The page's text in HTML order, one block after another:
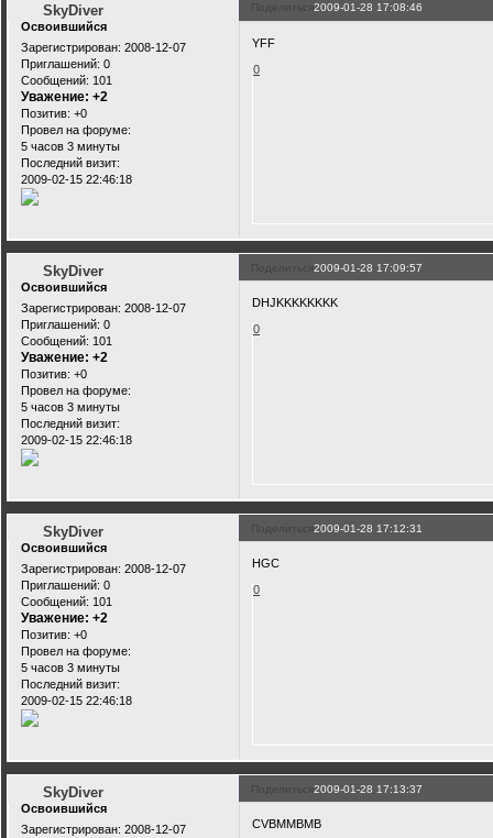
Поделиться2009-01-28 17:08:46
SkyDiver
Освоившийся
Зарегистрирован: 2008-12-07
Приглашений: 0
Сообщений: 101
Уважение: +2
Позитив: +0
Провел на форуме:
5 часов 3 минуты
Последний визит:
2009-02-15 22:46:18
YFF
0
Поделиться2009-01-28 17:09:57
SkyDiver
Освоившийся
Зарегистрирован: 2008-12-07
Приглашений: 0
Сообщений: 101
Уважение: +2
Позитив: +0
Провел на форуме:
5 часов 3 минуты
Последний визит:
2009-02-15 22:46:18
DHJKKKKKKKK
0
Поделиться2009-01-28 17:12:31
SkyDiver
Освоившийся
Зарегистрирован: 2008-12-07
Приглашений: 0
Сообщений: 101
Уважение: +2
Позитив: +0
Провел на форуме:
5 часов 3 минуты
Последний визит:
2009-02-15 22:46:18
HGC
0
Поделиться2009-01-28 17:13:37
SkyDiver
Освоившийся
Зарегистрирован: 2008-12-07
CVBMMBMB